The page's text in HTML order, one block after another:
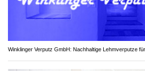
Winklinger Verputz GmbH: Nachhaltige Lehmverputze